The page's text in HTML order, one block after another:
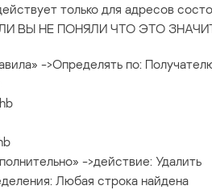
только для адресов
ВЫ НЕ ПОНЯЛИ ЧТО ЭТО
->Определять по:
->действие: Удалить
Любая строка найдена